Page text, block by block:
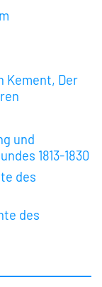
Kement, Der
und
1813-1830
des
des